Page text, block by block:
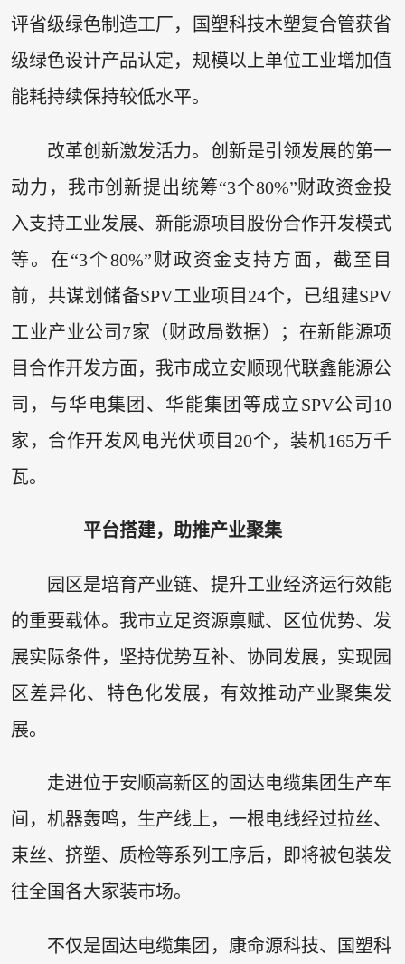
评省级绿色制造工厂，国塑科技木塑复合管获省
级绿色设计产品认定，规模以上单位工业增加值
能耗持续保持较低水平。
改革创新激发活力。创新是引领发展的第一
动力，我市创新提出统筹“3个80%”财政资金投
入支持工业发展、新能源项目股份合作开发模式
等。在“3个80%”财政资金支持方面，截至目
前，共谋划储备SPV工业项目24个，已组建SPV
工业产业公司7家（财政局数据）；在新能源项
目合作开发方面，我市成立安顺现代联鑫能源公
司，与华电集团、华能集团等成立SPV公司10
家，合作开发风电光伏项目20个，装机165万千
瓦。
平台搭建，助推产业聚集
园区是培育产业链、提升工业经济运行效能
的重要载体。我市立足资源禀赋、区位优势、发
展实际条件，坚持优势互补、协同发展，实现园
区差异化、特色化发展，有效推动产业聚集发
展。
走进位于安顺高新区的固达电缆集团生产车
间，机器轰鸣，生产线上，一根电线经过拉丝、
束丝、挤塑、质检等系列工序后，即将被包装发
往全国各大家装市场。
不仅是固达电缆集团，康命源科技、国塑科